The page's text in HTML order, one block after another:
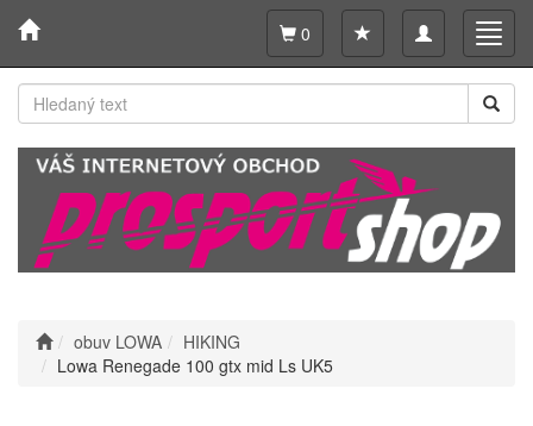
Toggle
navigation
0
obuv LOWA
HIKING
Lowa Renegade 100 gtx mid Ls UK5